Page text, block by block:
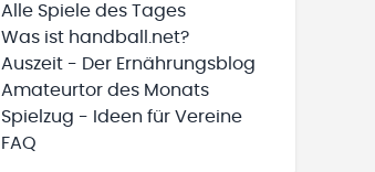
Alle Spiele des Tages
Was ist handball.net?
Auszeit - Der Ernährungsblog
Amateurtor des Monats
Spielzug - Ideen für Vereine
FAQ